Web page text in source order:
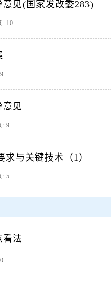
见(国家发改委283)
10
意见
9
与关键技术（1）
5
看法